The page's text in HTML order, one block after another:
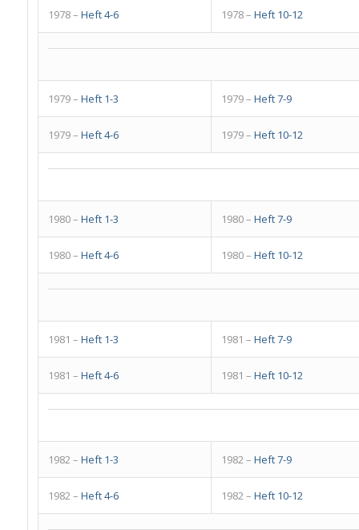
1978 – Heft 4-6 1978 – Heft 10-12
1979 – Heft 1-3 1979 – Heft 7-9
1979 – Heft 4-6 1979 – Heft 10-12
1980 – Heft 1-3 1980 – Heft 7-9
1980 – Heft 4-6 1980 – Heft 10-12
1981 – Heft 1-3 1981 – Heft 7-9
1981 – Heft 4-6 1981 – Heft 10-12
1982 – Heft 1-3 1982 – Heft 7-9
1982 – Heft 4-6 1982 – Heft 10-12